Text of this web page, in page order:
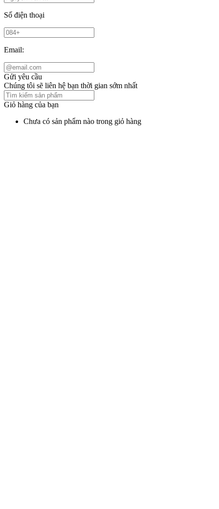
Số điện thoại
Email:
Gửi yêu cầu
Chúng tôi sẽ liên hệ bạn thời gian sớm nhất
Giỏ hàng của bạn
Chưa có sản phẩm nào trong giỏ hàng